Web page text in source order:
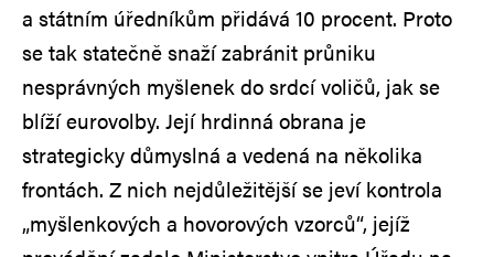
a státním úředníkům přidává 10 procent. Proto
se tak statečně snaží zabránit průniku
nesprávných myšlenek do srdcí voličů, jak se
blíží eurovolby. Její hrdinná obrana je
strategicky důmyslná a vedená na několika
frontách. Z nich nejdůležitější se jeví kontrola
„myšlenkových a hovorových vzorců“, jejíž